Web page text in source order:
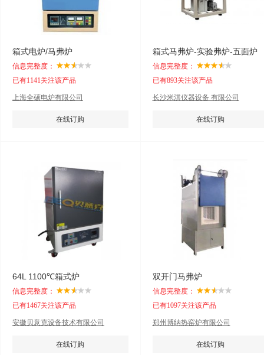
箱式电炉/马弗炉
信息完整度：
已有1141关注该产品
上海全硕电炉有限公司
在线订购
箱式马弗炉-实验弗炉-五面炉
信息完整度：
已有893关注该产品
长沙米淇仪器设备 有限公司
在线订购
64L 1100℃箱式炉
信息完整度：
已有1467关注该产品
安徽贝意克设备技术有限公司
在线订购
双开门马弗炉
信息完整度：
已有1097关注该产品
郑州博纳热窑炉有限公司
在线订购